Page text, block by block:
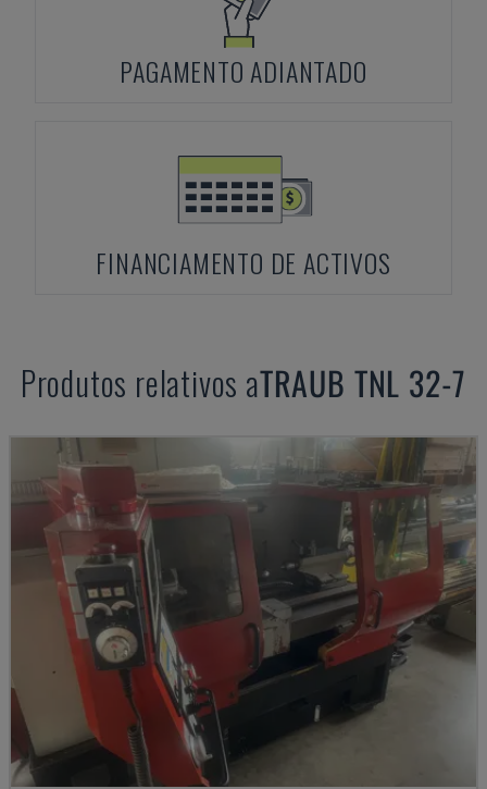
PAGAMENTO ADIANTADO
FINANCIAMENTO DE ACTIVOS
Produtos relativos aTRAUB TNL 32-7